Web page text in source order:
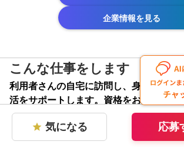
star 気になる 応募
企業情報を見る
こんな仕事をします
利用者さんの自宅に訪問し、身の回りや
活をサポートします。資格をお持ちの方
問です
株式会社SOLは、訪問介護事業と居宅介
に、東北から関西まで全国27箇所の事業